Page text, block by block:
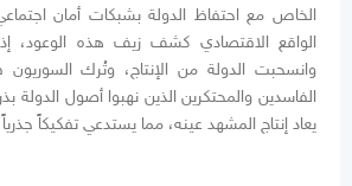
الخاص مع احتفاظ الدولة بشبكات أمان
الواقع الاقتصادي كشف زيف هذه الوعود،
وانسحبت الدولة من الإنتاج، وتُرك السوريون
الفاسدين والمحتكرين الذين نهبوا أصول الدولة
يعاد إنتاج المشهد عينه، مما يستدعي تفكيكاً